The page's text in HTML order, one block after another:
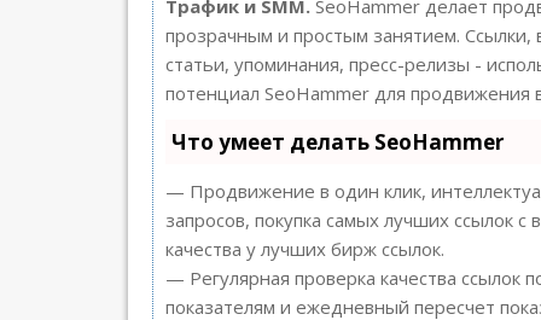
Трафик и SMM. SeoHammer делает
прозрачным и простым занятием. Ссылки,
статьи, упоминания, пресс-релизы -
потенциал SeoHammer для продвижения
Что умеет делать SeoHammer
— Продвижение в один клик,
запросов, покупка самых лучших ссылок с
качества у лучших бирж ссылок.
— Регулярная проверка качества ссылок
показателям и ежедневный пересчет